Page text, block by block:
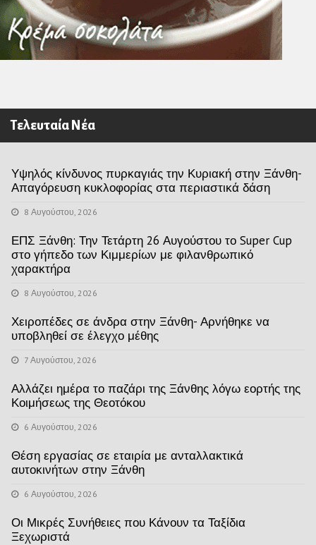
Τελευταία Νέα
Υψηλός κίνδυνος πυρκαγιάς την Κυριακή στην Ξάνθη-
Απαγόρευση κυκλοφορίας στα περιαστικά δάση
8 Αυγούστου, 2026
ΕΠΣ Ξάνθη: Την Τετάρτη 26 Αυγούστου το Super Cup
στο γήπεδο των Κιμμερίων με φιλανθρωπικό
χαρακτήρα
8 Αυγούστου, 2026
Χειροπέδες σε άνδρα στην Ξάνθη- Αρνήθηκε να
υποβληθεί σε έλεγχο μέθης
7 Αυγούστου, 2026
Αλλάζει ημέρα το παζάρι της Ξάνθης λόγω εορτής της
Κοιμήσεως της Θεοτόκου
6 Αυγούστου, 2026
Θέση εργασίας σε εταιρία με ανταλλακτικά
αυτοκινήτων στην Ξάνθη
6 Αυγούστου, 2026
Οι Μικρές Συνήθειες που Κάνουν τα Ταξίδια
Ξεχωριστά